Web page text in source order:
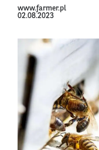
www.farmer.pl
02.08.2023